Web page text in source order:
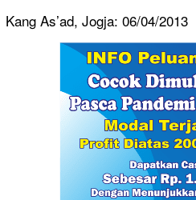
Kang As’ad, Jogja: 06/04/2013